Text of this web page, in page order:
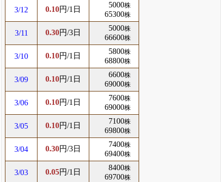
3/12 0.10円/1日
5000株
65300株
3/11 0.30円/3日
5000株
66600株
3/10 0.10円/1日
5800株
68800株
3/09 0.10円/1日
6600株
69000株
3/06 0.10円/1日
7600株
69000株
3/05 0.10円/1日
7100株
69800株
3/04 0.30円/3日
7400株
69400株
3/03 0.05円/1日
8400株
69700株